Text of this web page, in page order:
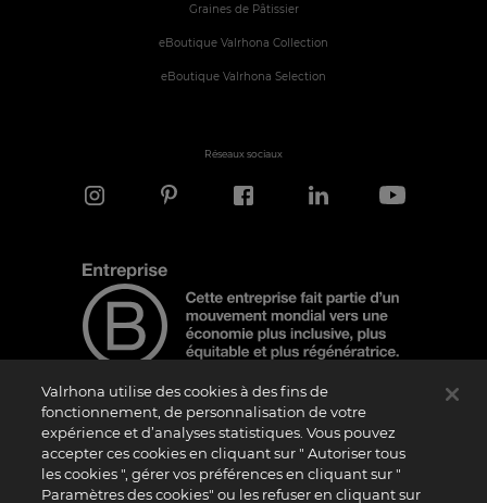
Graines de Pâtissier
eBoutique Valrhona Collection
eBoutique Valrhona Selection
Réseaux sociaux
Note d'information
Le logo “Certified B Corporation” est attribué par B Lab, une organisation privée à
but non lucratif, aux entreprises qui, comme la nôtre, ont réalisé avec succès le B
Impact Assessment (“BIA”) et répondent aux exigences de B Lab en matière de
Valrhona utilise des cookies à des fins de
fonctionnement, de personnalisation de votre
expérience et d’analyses statistiques. Vous pouvez
accepter ces cookies en cliquant sur " Autoriser tous
les cookies ", gérer vos préférences en cliquant sur "
Paramètres des cookies" ou les refuser en cliquant sur